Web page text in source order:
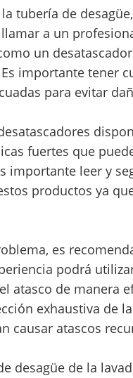
tubería de
a un
un
importante tener
para evitar
fuertes que
importante leer y
productos ya
es
podrá
atasco de manera
exhaustiva de
causar atascos
desagüe de la